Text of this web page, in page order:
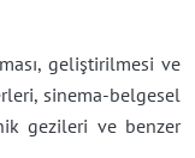
geliştirilmesi ve
sinema-belgesel
gezileri ve benzer